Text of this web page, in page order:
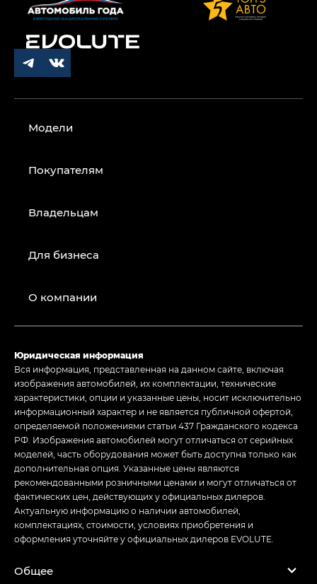
Модели
Покупателям
Владельцам
Для бизнеса
О компании
Юридическая информация
Вся информация, представленная на данном сайте, включая
изображения автомобилей, их комплектации, технические
характеристики, опции и указанные цены, носит исключительно
информационный характер и не является публичной офертой,
определяемой положениями статьи 437 Гражданского кодекса
РФ. Изображения автомобилей могут отличаться от серийных
моделей, часть оборудования может быть доступна только как
дополнительная опция. Указанные цены являются
рекомендованными розничными ценами и могут отличаться от
фактических цен, действующих у официальных дилеров.
Актуальную информацию о наличии автомобилей,
комплектациях, стоимости, условиях приобретения и
оформления уточняйте у официальных дилеров EVOLUTE.
Общее